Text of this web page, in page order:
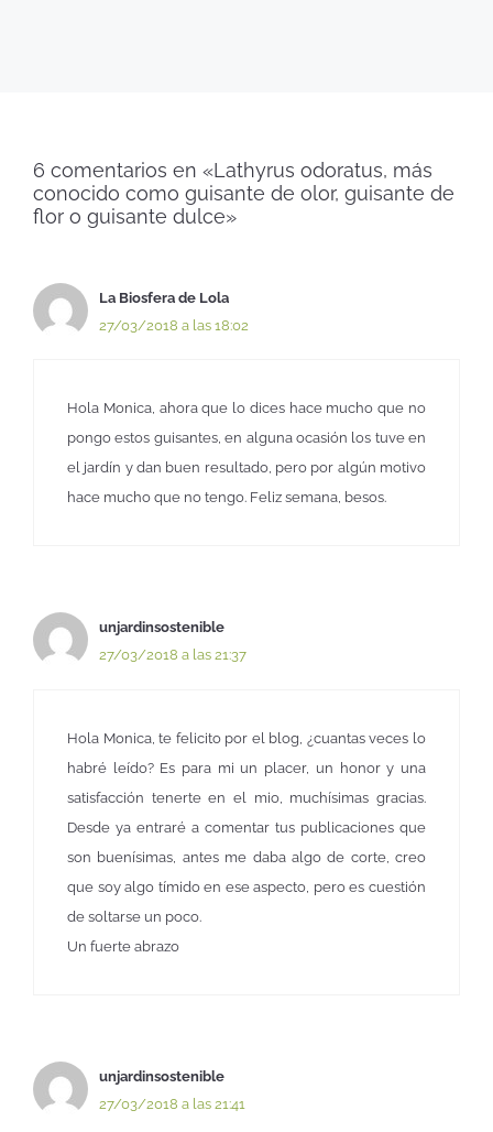
6 comentarios en «Lathyrus odoratus, más
conocido como guisante de olor, guisante de
flor o guisante dulce»
La Biosfera de Lola
27/03/2018 a las 18:02
Hola Monica, ahora que lo dices hace mucho que no
pongo estos guisantes, en alguna ocasión los tuve en
el jardín y dan buen resultado, pero por algún motivo
hace mucho que no tengo. Feliz semana, besos.
unjardinsostenible
27/03/2018 a las 21:37
Hola Monica, te felicito por el blog, ¿cuantas veces lo
habré leído? Es para mi un placer, un honor y una
satisfacción tenerte en el mio, muchísimas gracias.
Desde ya entraré a comentar tus publicaciones que
son buenísimas, antes me daba algo de corte, creo
que soy algo tímido en ese aspecto, pero es cuestión
de soltarse un poco.
Un fuerte abrazo
unjardinsostenible
27/03/2018 a las 21:41